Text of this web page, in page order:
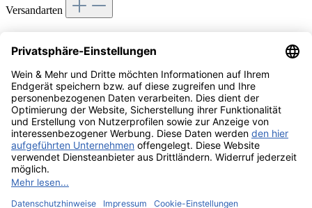
Versandarten
Vertrag widerrufen
Zahlung & Versand
Widerruf
Datenschutz
AGB
Impressum
Cookie Einstellungen
Barrierefreiheit
Über uns
Wein & Mehr Events
Alle Preise inkl. gesetzl. Mehrwertsteuer zzgl.Versandkosten